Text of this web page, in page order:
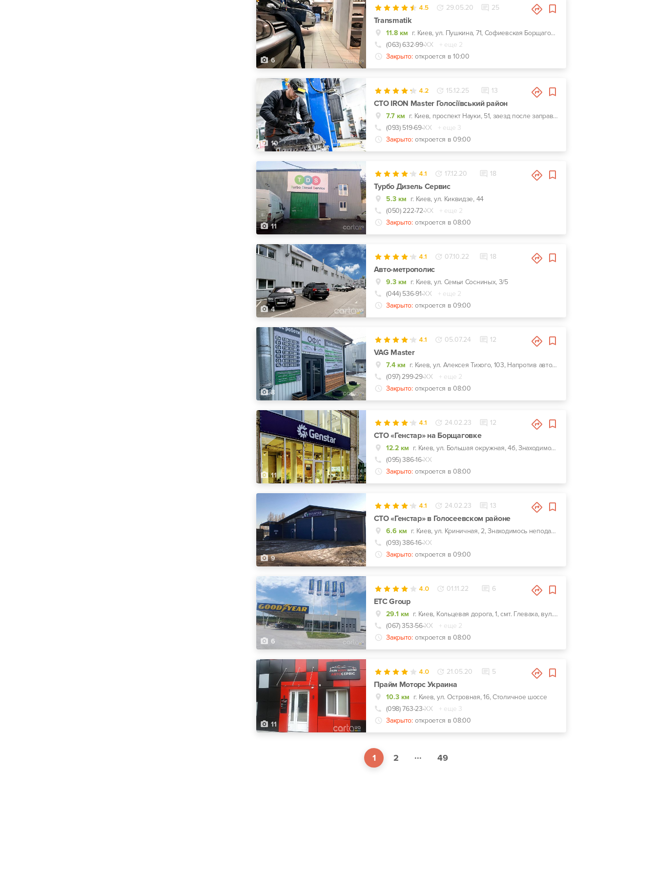
6
4.5 29.05.20 25
Transmatik
11.8 км
г. Киев, ул. Пушкина, 71, Софиевская Борщаговка, Окружная дорога
(063) 632-99-ХХ
+ еще 2
Закрыто: откроется в 10:00
10
4.2 15.12.25 13
СТО IRON Master Голосіївський район
7.7 км
г. Киев, проспект Науки, 51, заезд после заправки WOG
(093) 519-69-ХХ
+ еще 3
Закрыто: откроется в 09:00
11
4.1 17.12.20 18
Турбо Дизель Сервис
5.3 км г. Киев, ул. Киквидзе, 44
(050) 222-72-ХХ
+ еще 2
Закрыто: откроется в 08:00
4
4.1 07.10.22 18
Авто-метрополис
9.3 км г. Киев, ул. Семьи Сосниных, 3/5
(044) 536-91-ХХ
+ еще 2
Закрыто: откроется в 09:00
8
4.1 05.07.24 12
VAG Master
7.4 км
г. Киев, ул. Алексея Тихого, 103, Напротив автозаправки KLO
(097) 299-29-ХХ
+ еще 2
Закрыто: откроется в 08:00
11
4.1 24.02.23 12
СТО «Генстар» на Борщаговке
12.2 км
г. Киев, ул. Большая окружная, 4б, Знаходимось на в'їзді в гаражний кооператив "Берізка 2", навпроти ДНВП "Електронмаш". Дістатися до СТО можна через Велику Кільцеву трасу.
(095) 386-16-ХХ
Закрыто: откроется в 08:00
9
4.1 24.02.23 13
СТО «Генстар» в Голосеевском районе
6.6 км
г. Киев, ул. Криничная, 2, Знаходимось неподалік м. Васильківська. До нас можна проїхати по пр. Лобановського та вул.Кайсарова, або через вул.Васильківську та Охтирську.
(093) 386-16-ХХ
Закрыто: откроется в 09:00
6
4.0 01.11.22 6
ЕТС Group
29.1 км
г. Киев, Кольцевая дорога, 1, смт. Глеваха, вул. Сулими, 9
(067) 353-56-ХХ
+ еще 2
Закрыто: откроется в 08:00
11
4.0 21.05.20 5
Прайм Моторс Украина
10.3 км г. Киев, ул. Островная, 16, Столичное шоссе
(098) 763-23-ХХ
+ еще 3
Закрыто: откроется в 08:00
1 2 ... 49